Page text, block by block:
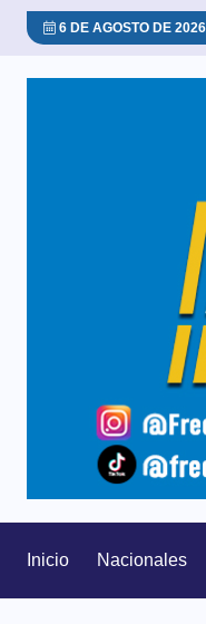
6 DE AGOSTO DE 2026
Inicio Nacionales